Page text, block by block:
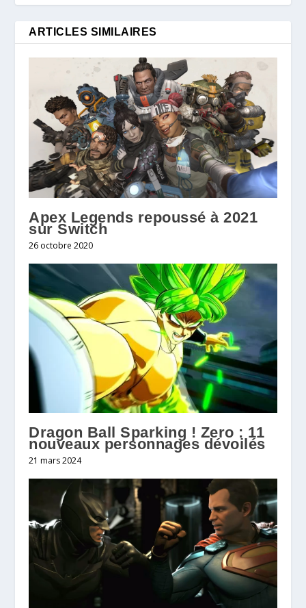
ARTICLES SIMILAIRES
Apex Legends repoussé à 2021
sur Switch
26 octobre 2020
Dragon Ball Sparking ! Zero : 11
nouveaux personnages dévoilés
21 mars 2024